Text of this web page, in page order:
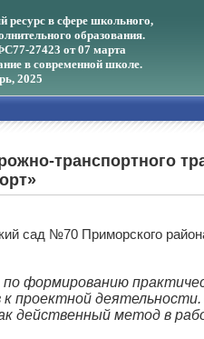
в сфере школьного,
образования.
27423 от 07 марта
в современной школе.
2025
транспортного
сад №70 Приморского
проектной
действенный метод в